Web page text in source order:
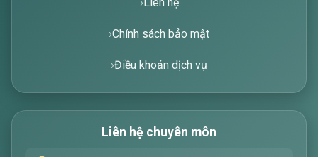
Báo lỗi & Góp ý
Liên hệ
Chính sách bảo mật